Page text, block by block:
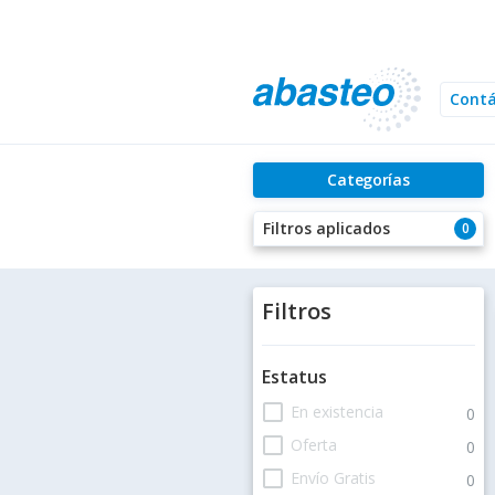
Categorías
0
Filtros aplicados
Filtros
Estatus
check_box_outline_blank En existencia 0
check_box_outline_blank Oferta 0
check_box_outline_blank Envío Gratis 0